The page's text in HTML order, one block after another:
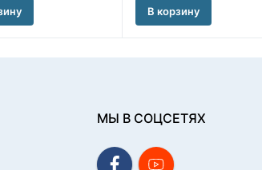
В корзину
МЫ В СОЦСЕТЯХ